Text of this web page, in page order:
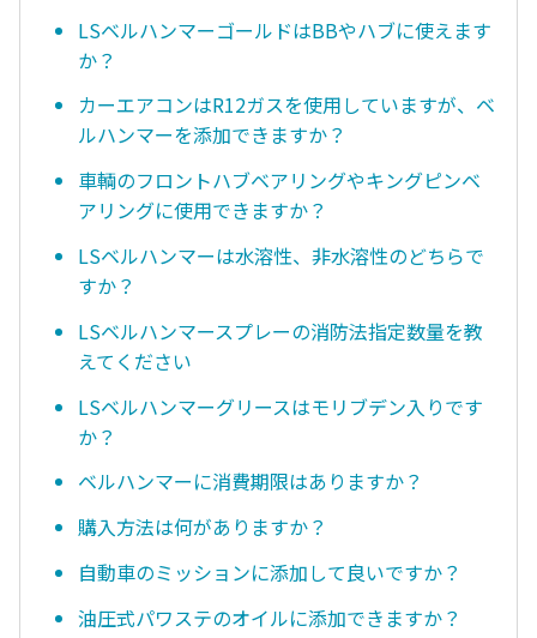
LSベルハンマーゴールドはBBやハブに使えます
か？
カーエアコンはR12ガスを使用していますが、ベ
ルハンマーを添加できますか？
車輌のフロントハブベアリングやキングピンベ
アリングに使用できますか？
LSベルハンマーは水溶性、非水溶性のどちらで
すか？
LSベルハンマースプレーの消防法指定数量を教
えてください
LSベルハンマーグリースはモリブデン入りです
か？
ベルハンマーに消費期限はありますか？
購入方法は何がありますか？
自動車のミッションに添加して良いですか？
油圧式パワステのオイルに添加できますか？